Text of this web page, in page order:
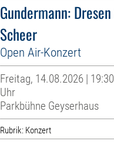
Gundermann:
Scheer
Open Air-Konzert
Freitag, 14.08.2026 | 19:30
Uhr
Parkbühne Geyserhaus
Rubrik: Konzert